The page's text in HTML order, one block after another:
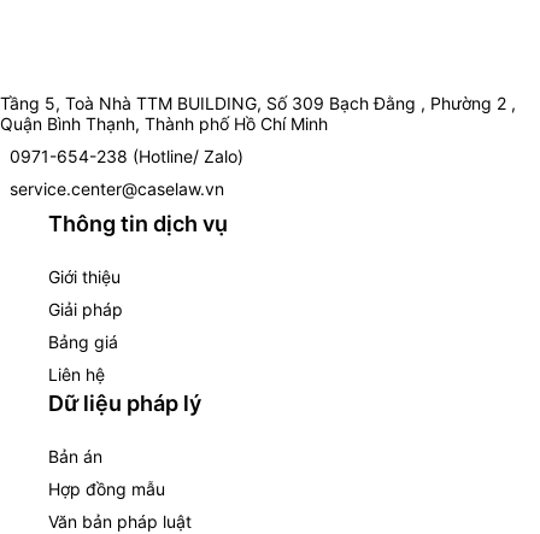
Tầng 5, Toà Nhà TTM BUILDING, Số 309 Bạch Đằng , Phường 2 ,
Quận Bình Thạnh, Thành phố Hồ Chí Minh
0971-654-238 (Hotline/ Zalo)
service.center@caselaw.vn
Thông tin dịch vụ
Giới thiệu
Giải pháp
Bảng giá
Liên hệ
Dữ liệu pháp lý
Bản án
Hợp đồng mẫu
Văn bản pháp luật